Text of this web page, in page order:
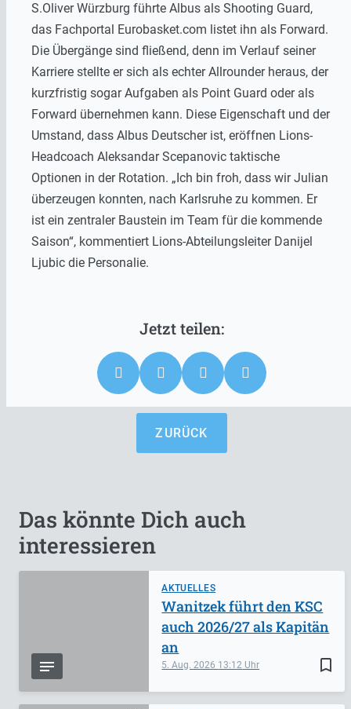
S.Oliver Würzburg führte Albus als Shooting Guard,
das Fachportal Eurobasket.com listet ihn als Forward.
Die Übergänge sind fließend, denn im Verlauf seiner
Karriere stellte er sich als echter Allrounder heraus, der
kurzfristig sogar Aufgaben als Point Guard oder als
Forward übernehmen kann. Diese Eigenschaft und der
Umstand, dass Albus Deutscher ist, eröffnen Lions-
Headcoach Aleksandar Scepanovic taktische
Optionen in der Rotation. „Ich bin froh, dass wir Julian
überzeugen konnten, nach Karlsruhe zu kommen. Er
ist ein zentraler Baustein im Team für die kommende
Saison“, kommentiert Lions-Abteilungsleiter Danijel
Ljubic die Personalie.
ZURÜCK
Das könnte Dich auch
interessieren
AKTUELLES
bookmark_border
5. Aug. 2026 13:12
Wanitzek führt den KSC
auch 2026/27 als Kapitän
an